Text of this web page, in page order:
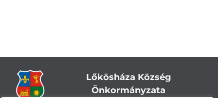
Lőkösháza Község
Önkormányzata